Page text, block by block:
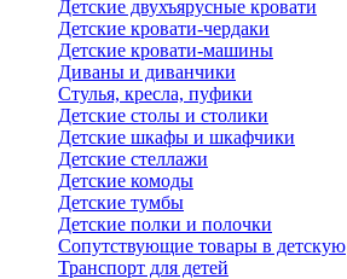
Детские двухъярусные кровати
Детские кровати-чердаки
Детские кровати-машины
Диваны и диванчики
Стулья, кресла, пуфики
Детские столы и столики
Детские шкафы и шкафчики
Детские стеллажи
Детские комоды
Детские тумбы
Детские полки и полочки
Сопутствующие товары в детскую
Транспорт для детей